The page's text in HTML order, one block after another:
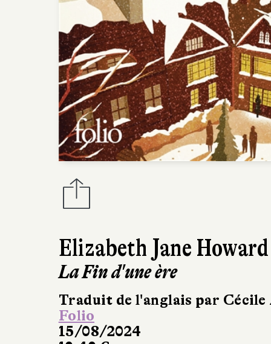
Elizabeth Jane Howard
La Fin d'une ère
Traduit de l'anglais par
Folio
15/08/2024